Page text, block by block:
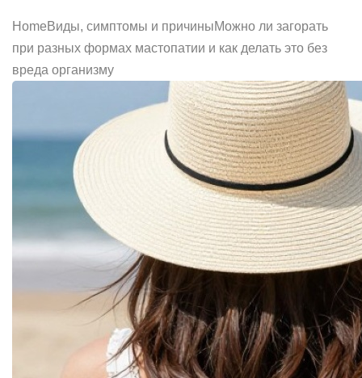
HomeВиды, симптомы и причиныМожно ли загорать
при разных формах мастопатии и как делать это без
вреда организму